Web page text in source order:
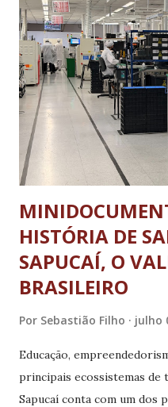
Alimentação Escolar” – 3ª
Mineiro”, elaborada pela
(Dora). Representaram o
nutricionista responsável
Rafaela Bergmann, e a
Gislene dos Reis Oliveira.
o município também foi
Alimentar e Nutricional, se...
HISTÓRIA DE
SAPUCAÍ, O
BRASILEIRO
Por Sebastião Filho julho
Educação,
principais ecossistemas de
Sapucaí conta com um dos